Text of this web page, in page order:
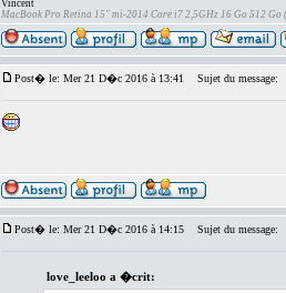
Vincent
MacBook Pro Retina 15" mi-2014 Core i7 2,5GHz 16 Go 512 Go
Post� le: Mer 21 D�c 2016 à 13:41 Sujet du message:
Post� le: Mer 21 D�c 2016 à 14:15 Sujet du message:
love_leeloo a �crit: